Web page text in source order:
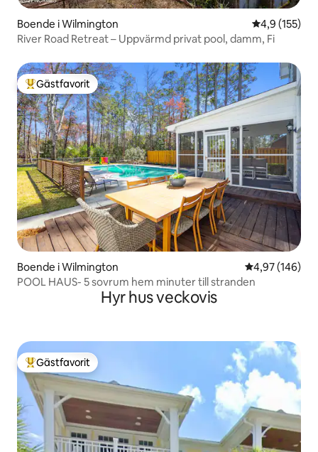
Boende i Wilmington 4,9 av 5 i
4,9 (155)
River Road Retreat – Uppvärmd privat pool, damm, Fi
Populär gästfavorit
Gästfavorit
Boende i Wilmington 4,97 av 5 i
4,97 (146)
POOL HAUS- 5 sovrum hem minuter till stranden
Hyr hus veckovis
Populär gästfavorit
Gästfavorit